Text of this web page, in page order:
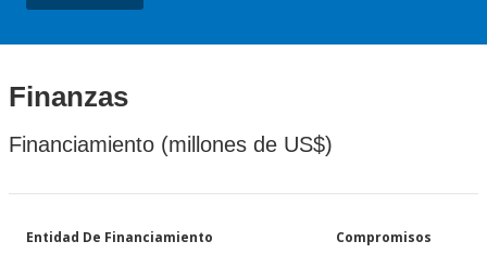
Finanzas
Financiamiento (millones de US$)
Entidad De Financiamiento Compromisos